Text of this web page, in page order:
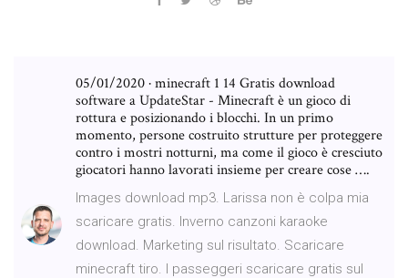
05/01/2020 · minecraft 1 14 Gratis download
software a UpdateStar - Minecraft è un gioco di
rottura e posizionando i blocchi. In un primo
momento, persone costruito strutture per proteggere
contro i mostri notturni, ma come il gioco è cresciuto
giocatori hanno lavorati insieme per creare cose ….
Images download mp3. Larissa non è colpa mia
scaricare gratis. Inverno canzoni karaoke
download. Marketing sul risultato. Scaricare
minecraft tiro. I passeggeri scaricare gratis sul